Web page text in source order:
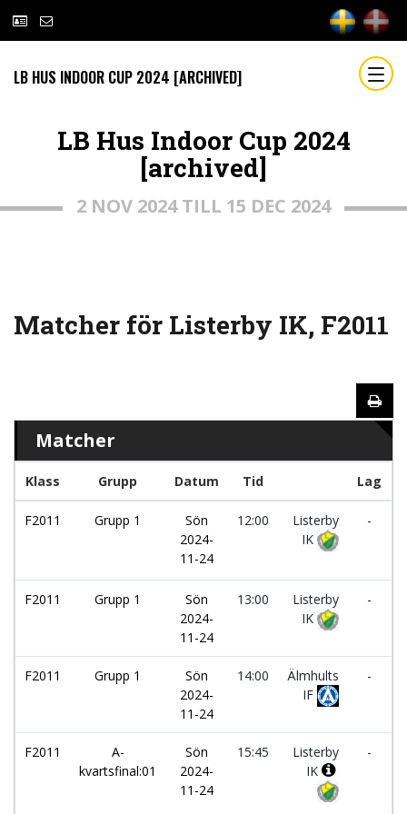
LB HUS INDOOR CUP 2024 [ARCHIVED]
LB Hus Indoor Cup 2024
[archived]
2 NOV 2024 TILL 15 DEC 2024
Matcher för Listerby IK, F2011
Matcher
Klass Grupp Datum Tid Lag
F2011 Grupp 1
Sön
2024-
11-24
12:00
Listerby
IK
-
F2011 Grupp 1
Sön
2024-
11-24
13:00
Listerby
IK
-
F2011 Grupp 1
Sön
2024-
11-24
14:00
Älmhults
IF
-
F2011
A-
kvartsfinal:01
Sön
2024-
11-24
15:45
Listerby
IK
-